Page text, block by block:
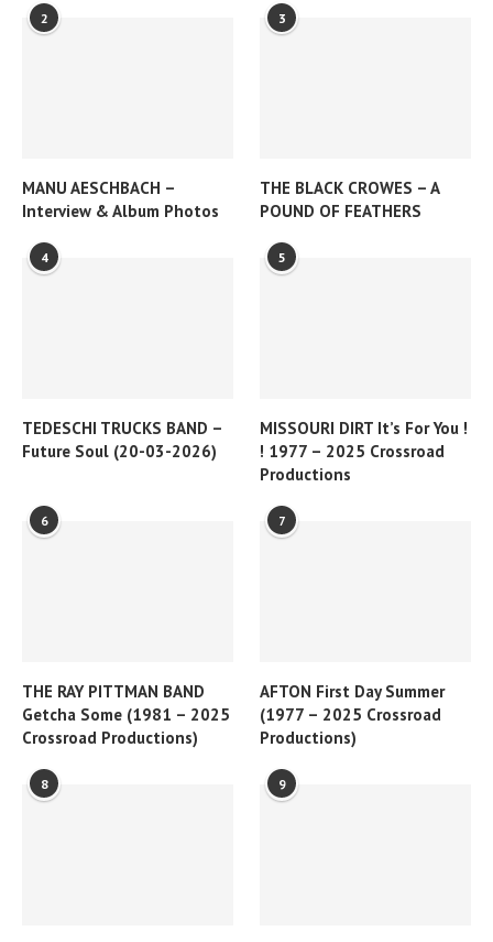
2
MANU AESCHBACH –
Interview & Album Photos
3
THE BLACK CROWES – A
POUND OF FEATHERS
4
TEDESCHI TRUCKS BAND –
Future Soul (20-03-2026)
5
MISSOURI DIRT It’s For You !
! 1977 – 2025 Crossroad
Productions
6
THE RAY PITTMAN BAND
Getcha Some (1981 – 2025
Crossroad Productions)
7
AFTON First Day Summer
(1977 – 2025 Crossroad
Productions)
8 9